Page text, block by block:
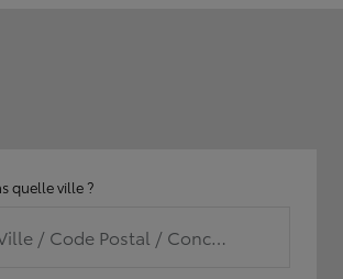
quelle ville ?
/ Code Postal / Concession